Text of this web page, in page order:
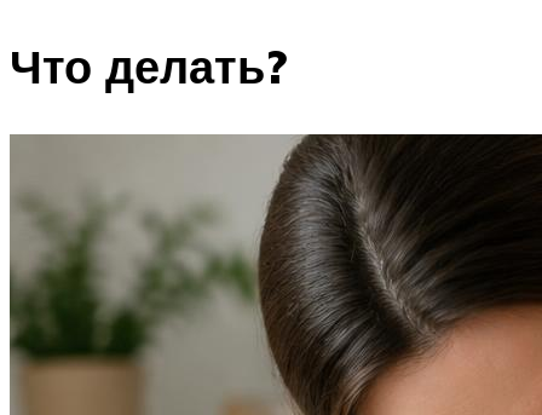
Что делать?